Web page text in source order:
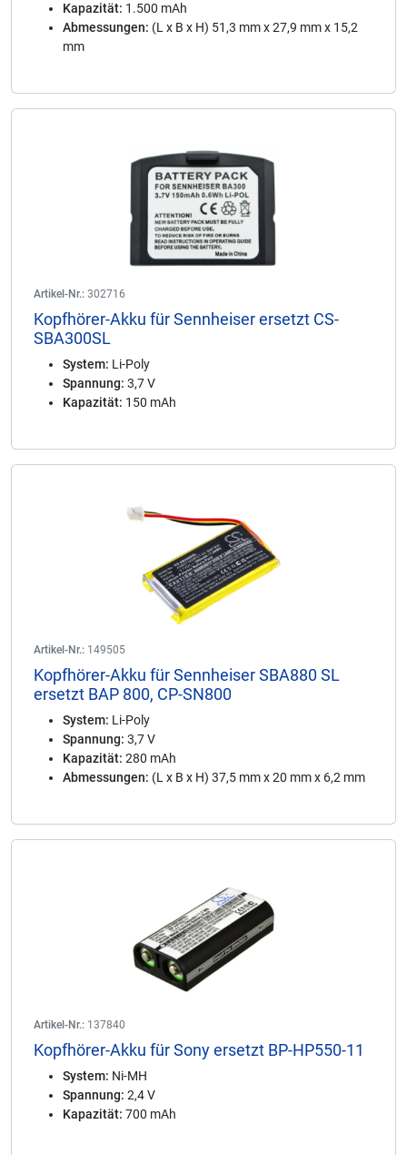
Kapazität: 1.500 mAh
Abmessungen: (L x B x H) 51,3 mm x 27,9 mm x 15,2
mm
Artikel-Nr.: 302716
Kopfhörer-Akku für Sennheiser ersetzt CS-
SBA300SL
System: Li-Poly
Spannung: 3,7 V
Kapazität: 150 mAh
Artikel-Nr.: 149505
Kopfhörer-Akku für Sennheiser SBA880 SL
ersetzt BAP 800, CP-SN800
System: Li-Poly
Spannung: 3,7 V
Kapazität: 280 mAh
Abmessungen: (L x B x H) 37,5 mm x 20 mm x 6,2 mm
Artikel-Nr.: 137840
Kopfhörer-Akku für Sony ersetzt BP-HP550-11
System: Ni-MH
Spannung: 2,4 V
Kapazität: 700 mAh